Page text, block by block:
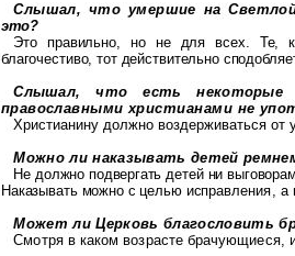
Слышал, что умершие на
это?
Это правильно, но не для всех. Те,
благочестиво, тот действительно
Слышал, что есть
православными христианами не
Христианину должно воздерживаться от
Можно ли наказывать детей
Не должно подвергать детей ни
Наказывать можно с целью исправления, а
Может ли Церковь благословить
Смотряв каком возрасте брачующиеся,